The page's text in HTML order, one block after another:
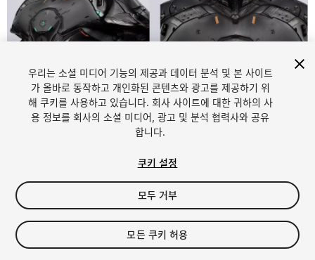
1/8
$107
세금/부가세는 결제 시 반영됩니다.
우리는 소셜 미디어 기능의 제공과 데이터 분석 및 본 사이트
가 올바로 동작하고 개인화된 콘텐츠와 광고를 제공하기 위
해 쿠키를 사용하고 있습니다. 회사 사이트에 대한 귀하의 사
용 정보를 회사의 소셜 미디어, 광고 및 분석 협력사와 공유
합니다.
쿠키 설정
모두 거부
모든 쿠키 허용